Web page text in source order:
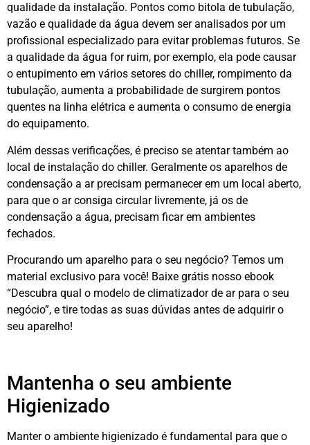
qualidade da instalação. Pontos como bitola de tubulação,
vazão e qualidade da água devem ser analisados por um
profissional especializado para evitar problemas futuros. Se
a qualidade da água for ruim, por exemplo, ela pode causar
o entupimento em vários setores do chiller, rompimento da
tubulação, aumenta a probabilidade de surgirem pontos
quentes na linha elétrica e aumenta o consumo de energia
do equipamento.
Além dessas verificações, é preciso se atentar também ao
local de instalação do chiller. Geralmente os aparelhos de
condensação a ar precisam permanecer em um local aberto,
para que o ar consiga circular livremente, já os de
condensação a água, precisam ficar em ambientes
fechados.
Procurando um aparelho para o seu negócio? Temos um
material exclusivo para você! Baixe grátis nosso ebook
“Descubra qual o modelo de climatizador de ar para o seu
negócio”, e tire todas as suas dúvidas antes de adquirir o
seu aparelho!
Mantenha o seu ambiente
Higienizado
Manter o ambiente higienizado é fundamental para que o